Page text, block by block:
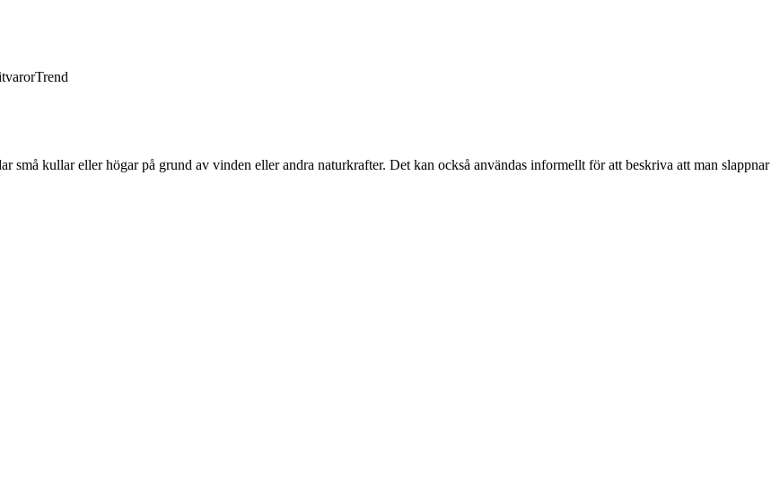
Trend
små kullar eller högar på grund av vinden eller andra naturkrafter. Det kan också användas informellt för att beskriva att man slappnar